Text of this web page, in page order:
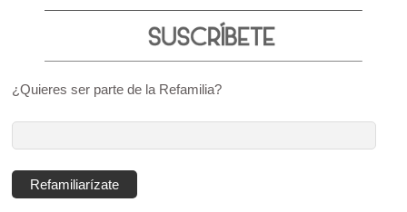
¿Quieres ser parte de la Refamilia?
correo
electrónico:
Refamiliarízate